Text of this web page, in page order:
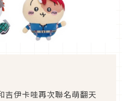
吉伊卡哇再次聯名萌翻天